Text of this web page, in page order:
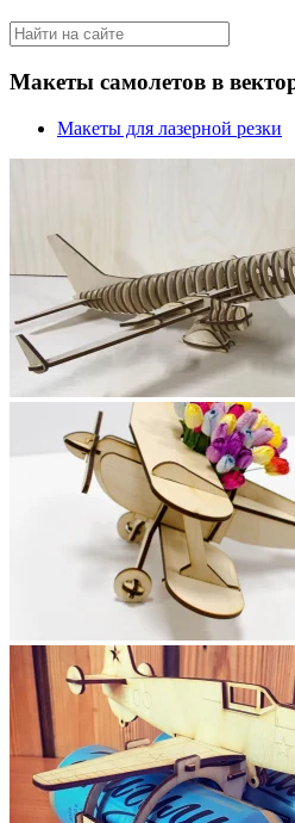
Макеты самолетов в
Макеты для лазерной резки